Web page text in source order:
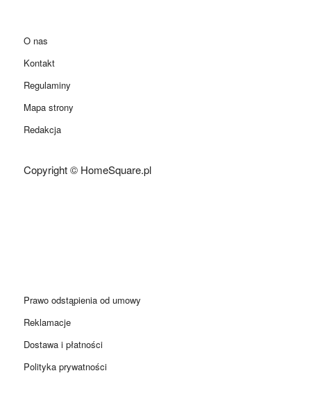
O nas
Kontakt
Regulaminy
Mapa strony
Redakcja
Copyright © HomeSquare.pl
Prawo odstąpienia od umowy
Reklamacje
Dostawa i płatności
Polityka prywatności